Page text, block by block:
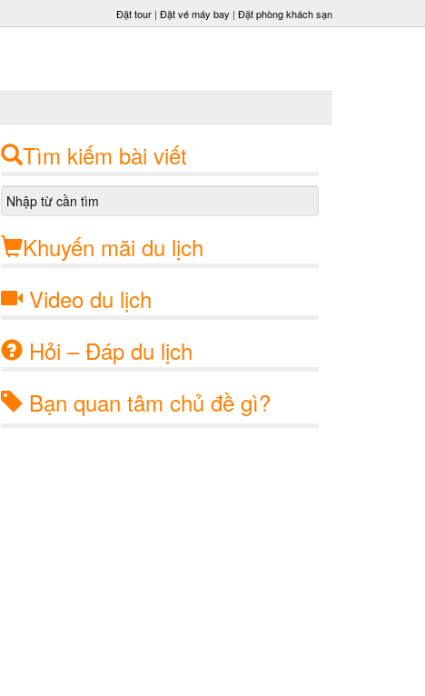
Đặt tour | Đặt vé máy bay | Đặt phòng khách sạn
Tìm kiếm bài viết
Khuyến mãi du lịch
Video du lịch
Hỏi – Đáp du lịch
Bạn quan tâm chủ đề gì?